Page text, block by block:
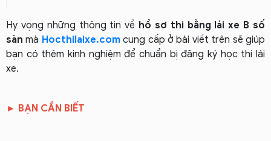
Hy vọng những thông tin về hồ sơ thi bằng lái xe B số
sàn mà Hocthilaixe.comcung cấp ở bài viết trên sẽ giúp
bạn có thêm kinh nghiệm để chuẩn bị đăng ký học thi lái
xe.
► BẠN CẦN BIẾT